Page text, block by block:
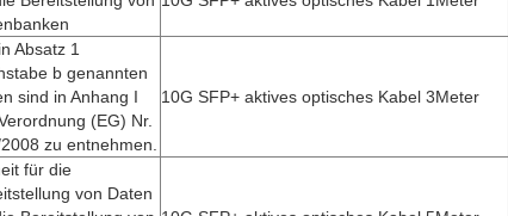
Absatz 1
b genannten
sind in Anhang I
(EG) Nr.
zu entnehmen.
10G SFP+ aktives optisches Kabel 3Meter
für die
von Daten